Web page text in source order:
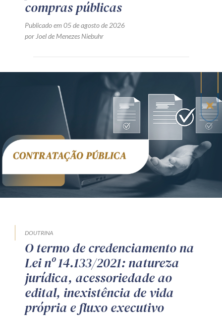
compras públicas
Publicado em 05 de agosto de 2026
por Joel de Menezes Niebuhr
DOUTRINA
O termo de credenciamento na
Lei nº 14.133/2021: natureza
jurídica, acessoriedade ao
edital, inexistência de vida
própria e fluxo executivo